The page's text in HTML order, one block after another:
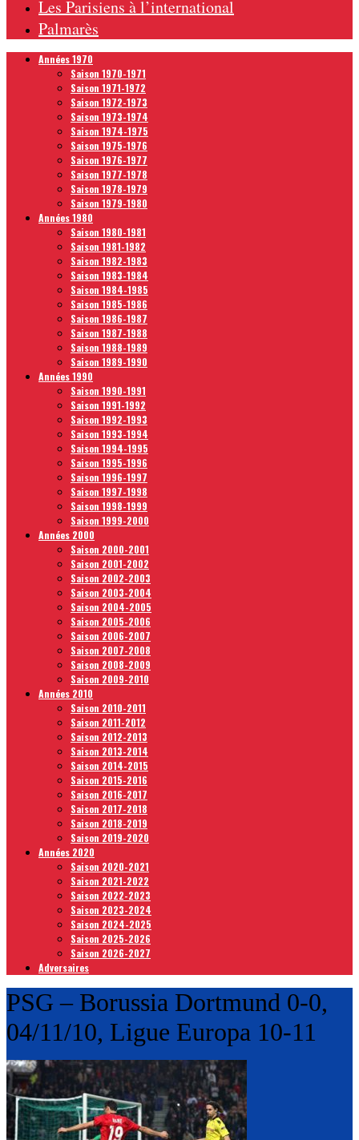
Les Parisiens à l’international
Palmarès
Années 1970
Saison 1970-1971
Saison 1971-1972
Saison 1972-1973
Saison 1973-1974
Saison 1974-1975
Saison 1975-1976
Saison 1976-1977
Saison 1977-1978
Saison 1978-1979
Saison 1979-1980
Années 1980
Saison 1980-1981
Saison 1981-1982
Saison 1982-1983
Saison 1983-1984
Saison 1984-1985
Saison 1985-1986
Saison 1986-1987
Saison 1987-1988
Saison 1988-1989
Saison 1989-1990
Années 1990
Saison 1990-1991
Saison 1991-1992
Saison 1992-1993
Saison 1993-1994
Saison 1994-1995
Saison 1995-1996
Saison 1996-1997
Saison 1997-1998
Saison 1998-1999
Saison 1999-2000
Années 2000
Saison 2000-2001
Saison 2001-2002
Saison 2002-2003
Saison 2003-2004
Saison 2004-2005
Saison 2005-2006
Saison 2006-2007
Saison 2007-2008
Saison 2008-2009
Saison 2009-2010
Années 2010
Saison 2010-2011
Saison 2011-2012
Saison 2012-2013
Saison 2013-2014
Saison 2014-2015
Saison 2015-2016
Saison 2016-2017
Saison 2017-2018
Saison 2018-2019
Saison 2019-2020
Années 2020
Saison 2020-2021
Saison 2021-2022
Saison 2022-2023
Saison 2023-2024
Saison 2024-2025
Saison 2025-2026
Saison 2026-2027
Adversaires
PSG – Borussia Dortmund 0-0,
04/11/10, Ligue Europa 10-11